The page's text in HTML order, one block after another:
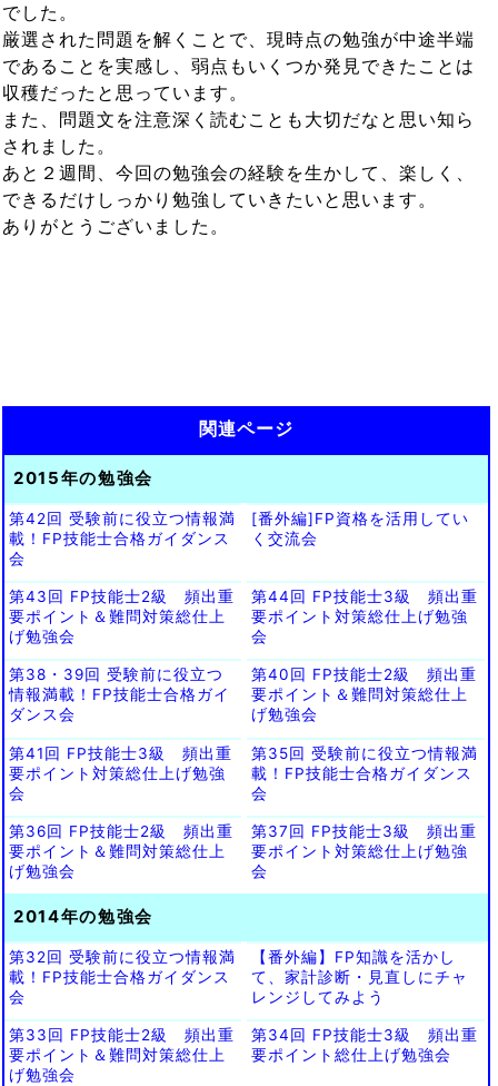
でした。
厳選された問題を解くことで、現時点の勉強が中途半端
であることを実感し、弱点もいくつか発見できたことは
収穫だったと思っています。
また、問題文を注意深く読むことも大切だなと思い知ら
されました。
あと２週間、今回の勉強会の経験を生かして、楽しく、
できるだけしっかり勉強していきたいと思います。
ありがとうございました。
関連ページ
2015年の勉強会
第42回 受験前に役立つ情報満
載！FP技能士合格ガイダンス
会
[番外編]FP資格を活用してい
く交流会
第43回 FP技能士2級 頻出重
要ポイント＆難問対策総仕上
げ勉強会
第44回 FP技能士3級 頻出重
要ポイント対策総仕上げ勉強
会
第38・39回 受験前に役立つ
情報満載！FP技能士合格ガイ
ダンス会
第40回 FP技能士2級 頻出重
要ポイント＆難問対策総仕上
げ勉強会
第41回 FP技能士3級 頻出重
要ポイント対策総仕上げ勉強
会
第35回 受験前に役立つ情報満
載！FP技能士合格ガイダンス
会
第36回 FP技能士2級 頻出重
要ポイント＆難問対策総仕上
げ勉強会
第37回 FP技能士3級 頻出重
要ポイント対策総仕上げ勉強
会
2014年の勉強会
第32回 受験前に役立つ情報満
載！FP技能士合格ガイダンス
会
【番外編】FP知識を活かし
て、家計診断・見直しにチャ
レンジしてみよう
第33回 FP技能士2級 頻出重
要ポイント＆難問対策総仕上
げ勉強会
第34回 FP技能士3級 頻出重
要ポイント総仕上げ勉強会